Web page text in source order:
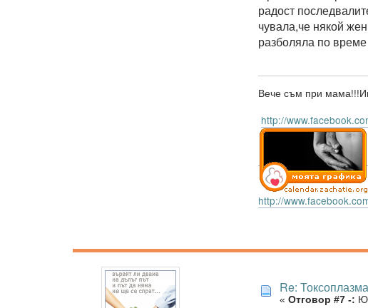
радост
чувала,че някой
разболяла по
Вече съм при
http://
http://
Re:
« Отговор #7 -: